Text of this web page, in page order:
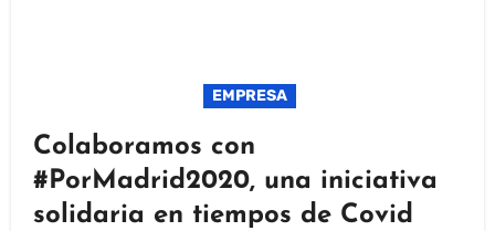
EMPRESA
Colaboramos con
#PorMadrid2020, una iniciativa
solidaria en tiempos de Covid